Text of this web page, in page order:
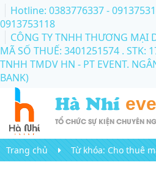
Hotline: 0383776337 -
0913753118
CÔNG TY TNHH THƯƠNG MẠI
MÃ SỐ THUẾ: 3401251574 . STK:
TNHH TMDV HN - PT EVENT.
BANK)
Hà Nhí
TỔ CHỨC SỰ KIỆN CHUYÊN
Trang chủ Từ khóa: Cho thuê